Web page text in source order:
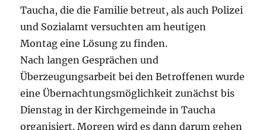
Taucha, die die Familie betreut, als auch Polizei
und Sozialamt versuchten am heutigen
Montag eine Lösung zu finden.
Nach langen Gesprächen und
Überzeugungsarbeit bei den Betroffenen wurde
eine Übernachtungsmöglichkeit zunächst bis
Dienstag in der Kirchgemeinde in Taucha
organisiert. Morgen wird es dann darum gehen